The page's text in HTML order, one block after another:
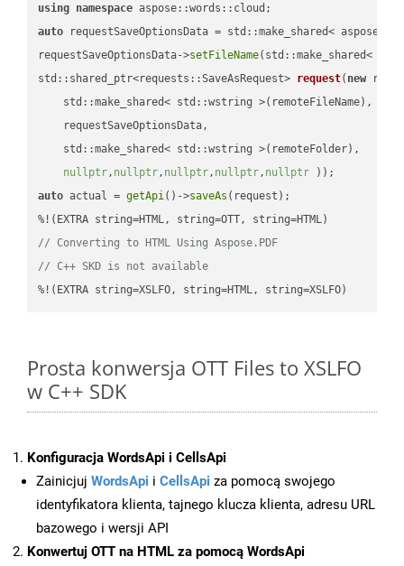
using namespace
auto requestSaveOptionsData = std::make_shared<
requestSaveOptionsData->setFileName(std::make_shared<
std::shared_ptr<requests::SaveAsRequest> request( new
    std::make_shared< std::wstring >(remoteFileName),
    requestSaveOptionsData,
    std::make_shared< std::wstring >(remoteFolder),
nullptr, nullptr, nullptr, nullptr, nullptr ))
auto actual = getApi()->saveAs (request);
// Converting to HTML Using Aspose.PDF
// C++ SKD is not available
%!(EXTRA string=XSLFO, string=HTML, string=XSLFO)
Prosta konwersja OTT Files to XSLFO
w C++ SDK
Konfiguracja WordsApi i CellsApi
Zainicjuj WordsApi i CellsApi za pomocą swojego
identyfikatora klienta, tajnego klucza klienta, adresu URL
bazowego i wersji API
Konwertuj OTT na HTML za pomocą WordsApi